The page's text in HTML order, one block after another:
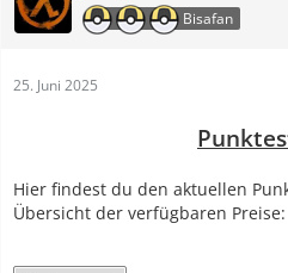
Bisafan
25. Juni 2025
Hier findest du den aktuellen
Übersicht der verfügbaren Preise: